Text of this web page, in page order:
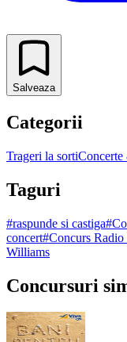
Salveaza
Categorii
Trageri la sortiConcerte
Taguri
#raspunde si castiga#
concert#Concurs Radio
Williams
Concursuri